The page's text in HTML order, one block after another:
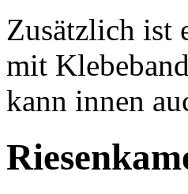
Zusätzlich ist
mit
kann innen